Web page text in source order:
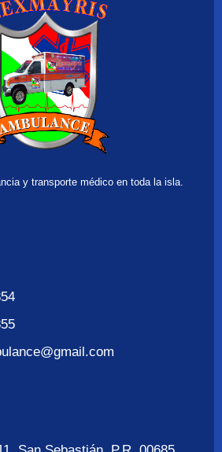
y transporte médico en toda la isla.